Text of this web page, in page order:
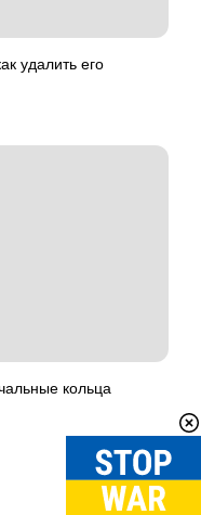
удалить его
кольца